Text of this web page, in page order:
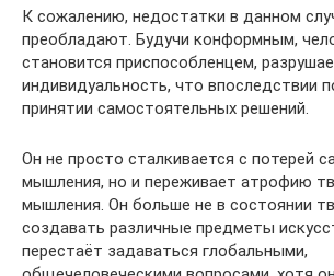
К сожалению, недостатки в данном
преобладают. Будучи конформным,
становится приспособленцем,
индивидуальность, что впоследствии
принятии самостоятельных решений.
Он не просто сталкивается с потерей
мышления, но и переживает атрофию
мышления. Он больше не в состоянии
создавать различные предметы
перестаёт задаваться глобальными,